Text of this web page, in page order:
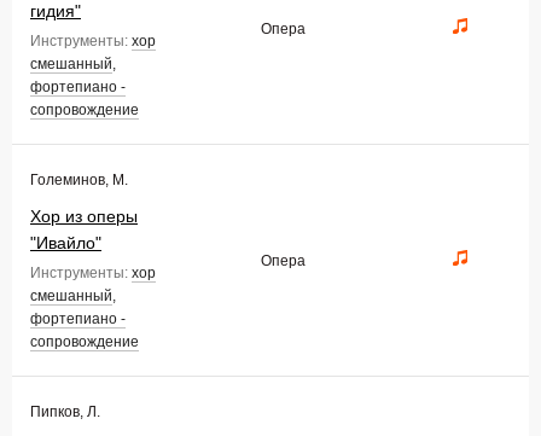
гидия"
Инструменты: хор
смешанный,
фортепиано -
сопровождение
Опера
Големинов, М.
Хор из оперы
"Ивайло"
Инструменты: хор
смешанный,
фортепиано -
сопровождение
Опера
Пипков, Л.